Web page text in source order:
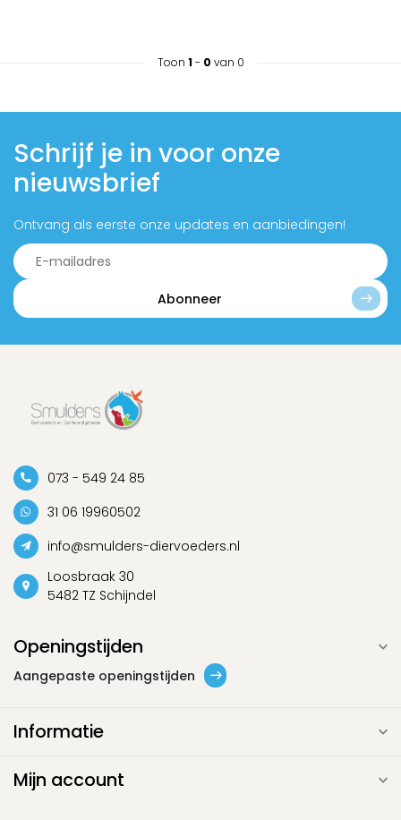
Toon 1- 0 van 0
Schrijf je in voor onze
nieuwsbrief
Ontvang als eerste onze updates en aanbiedingen!
Abonneer
073 - 549 24 85
31 06 19960502
info@smulders-diervoeders.nl
Loosbraak 30
5482 TZ Schijndel
Openingstijden
Aangepaste openingstijden
Informatie
Mijn account